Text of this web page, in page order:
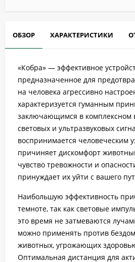
ОБЗОР ХАРАКТЕРИСТИКИ
«Кобра» — эффективное
предназначенное для
на человека агрессивно
характеризуется гуманным
заключающимся в комплексном
световых и ультразвуковых
воспринимается человеческим
причиняет дискомфорт
чувство тревожности и
принуждает их уйти с вашего
Наибольшую эффективность
темноте, так как световые
это время не затмеваются
можно применять против
животных, угрожающих
Оптимальная дистанция для